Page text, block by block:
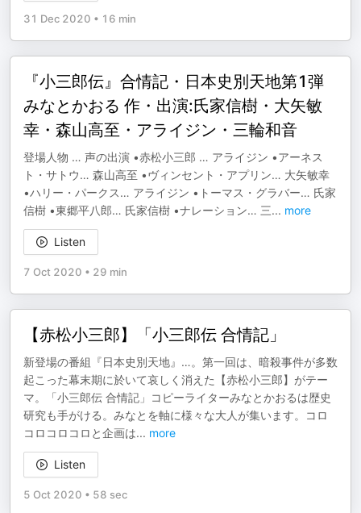
31 Dec 2020 • 16 min
『小三郎伝』合情記・日本史別天地第1弾
みなとかおる 作・出演:氏家信樹・大矢敏
幸・森山高至・アライジン・三輪和音
登場人物 … 声の出演 •赤松小三郎 … アライジン •アーネス
ト・サトウ… 森山高至 •ヴィンセント・アプリン… 大矢敏幸
•ハリー・パークス… アライジン •トーマス・グラバー… 氏家
信樹 •東郷平八郎… 氏家信樹 •ナレーション… 三... more
Listen
7 Oct 2020 • 29 min
【赤松小三郎】「小三郎伝 合情記」
新登場の番組『日本史別天地』…。第一回は、暗殺事件が多数
起こった幕末期に於いて哀しく消えた【赤松小三郎】がテー
マ。「小三郎伝 合情記」コピーライターみなとかおるは歴史
研究も手がける。みなとを軸に様々な大人が集います。コロ
コロコロコロと企画は... more
Listen
5 Oct 2020 • 58 sec